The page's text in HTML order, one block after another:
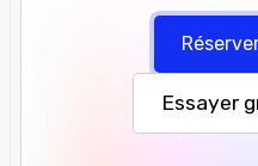
Essayer